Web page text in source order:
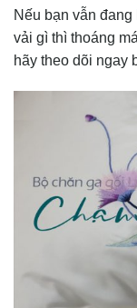
Nếu bạn vẫn đang
vải gì thì thoáng
hãy theo dõi ngay